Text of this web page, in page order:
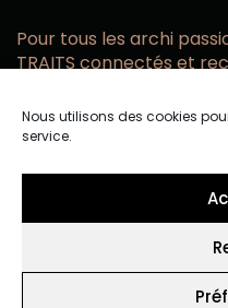
Nous utilisons des cookies
service.
Pour tous les archi
TRAITS connectés et
email
confidentialité.